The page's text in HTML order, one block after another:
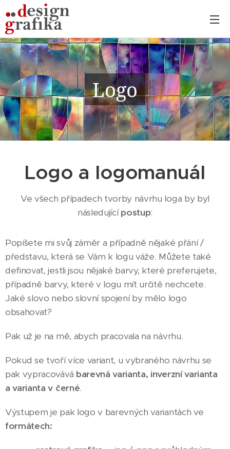
Logo
Logo a logomanuál
Ve všech případech tvorby návrhu loga by byl
následujícípostup:
Popíšete mi svůj záměr a případně nějaké přání /
představu, která se Vám k logu váže. Můžete také
definovat, jestli jsou nějaké barvy, které preferujete,
případně barvy, které v logu mít určitě nechcete.
Jaké slovo nebo slovní spojení by mělo logo
obsahovat?
Pak už je na mě, abych pracovala na návrhu.
Pokud se tvoří více variant, u vybraného návrhu se
pak vypracovává barevná varianta, inverzní varianta
a varianta v černé.
Výstupem je pak logo v barevných variantách ve
formátech: